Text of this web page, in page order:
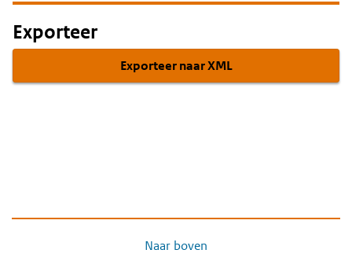
Exporteer
Exporteer naar XML
Naar boven